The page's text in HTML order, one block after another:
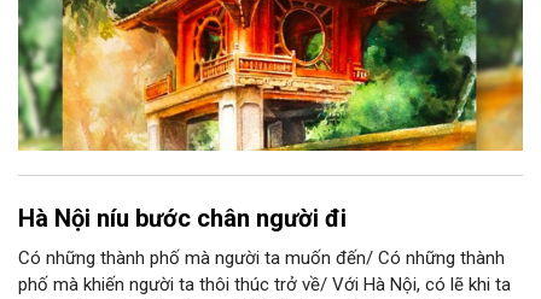
Hà Nội níu bước chân người đi
Có những thành phố mà người ta muốn đến/ Có những thành
phố mà khiến người ta thôi thúc trở về/ Với Hà Nội, có lẽ khi ta